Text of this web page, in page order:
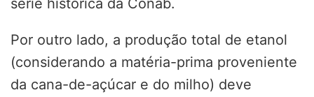
Por outro lado, a produção total de etanol
(considerando a matéria-prima proveniente
da cana-de-açúcar e do milho) deve